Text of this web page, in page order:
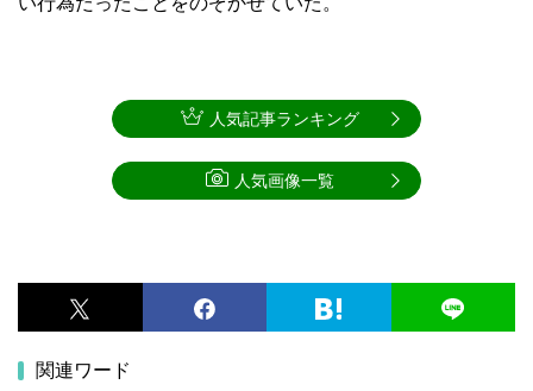
関連ワード
人気記事ランキング
人気画像一覧